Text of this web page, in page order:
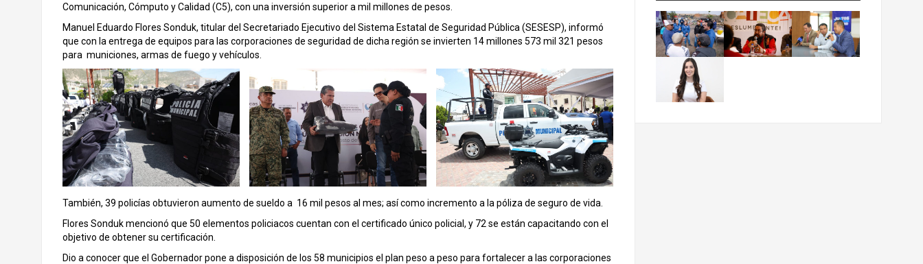
Comunicación, Cómputo y Calidad (C5), con una inversión superior a mil millones de pesos.
Manuel Eduardo Flores Sonduk, titular del Secretariado Ejecutivo del Sistema Estatal de Seguridad Pública (SESESP), informó
que con la entrega de equipos para las corporaciones de seguridad de dicha región se invierten 14 millones 573 mil 321 pesos
para municiones, armas de fuego y vehículos.
También, 39 policías obtuvieron aumento de sueldo a 16 mil pesos al mes; así como incremento a la póliza de seguro de vida.
Flores Sonduk mencionó que 50 elementos policiacos cuentan con el certificado único policial, y 72 se están capacitando con el
objetivo de obtener su certificación.
Dio a conocer que el Gobernador pone a disposición de los 58 municipios el plan peso a peso para fortalecer a las corporaciones